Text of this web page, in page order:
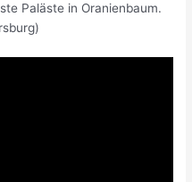
Paläste in Oranienbaum.